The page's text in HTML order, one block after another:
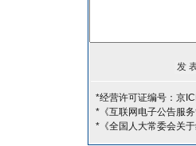
*经营许可证编号：京
*《互联网电子公告服务
*《全国人大常委会关